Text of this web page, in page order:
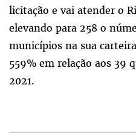
licitação e vai atender o
elevando para 258 o
municípios na sua
559% em relação aos 39
2021.